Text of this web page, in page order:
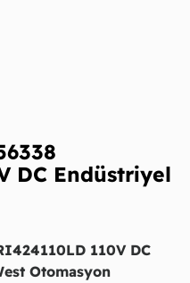
DC Endüstriyel
110V DC
Otomasyon